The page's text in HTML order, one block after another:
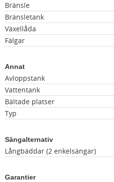
Bränsle
Bränsletank
Växellåda
Fälgar
Annat
Avloppstank
Vattentank
Bältade platser
Typ
Sängalternativ
Långbäddar (2 enkelsängar)
Garantier